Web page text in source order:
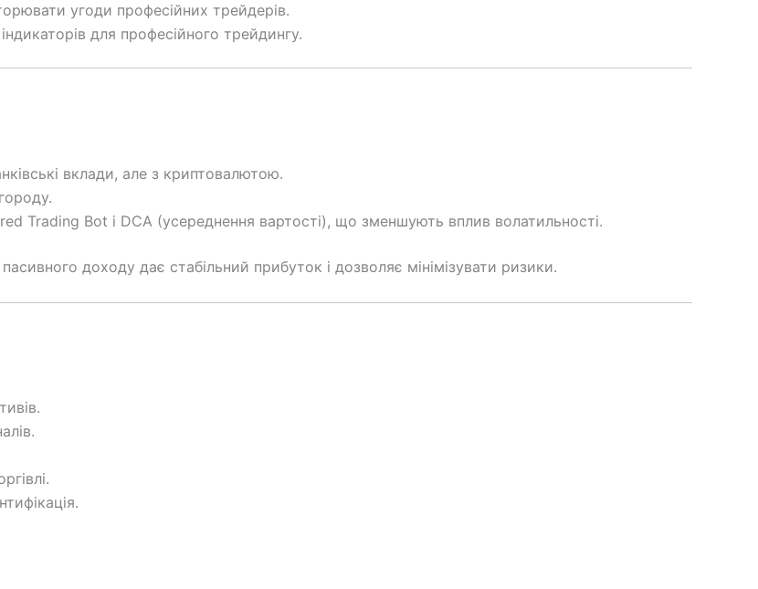
угоди професійних трейдерів.
для професійного трейдингу.
вклади, але з криптовалютою.
Trading Bot і DCA (усереднення вартості), що зменшують вплив волатильності.
доходу дає стабільний прибуток і дозволяє мінімізувати ризики.